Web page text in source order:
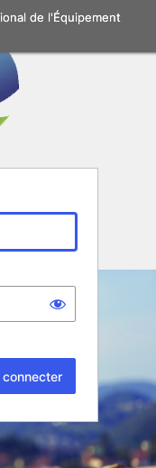
de l'Équipement